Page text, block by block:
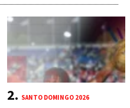
SANTO DOMINGO 2026